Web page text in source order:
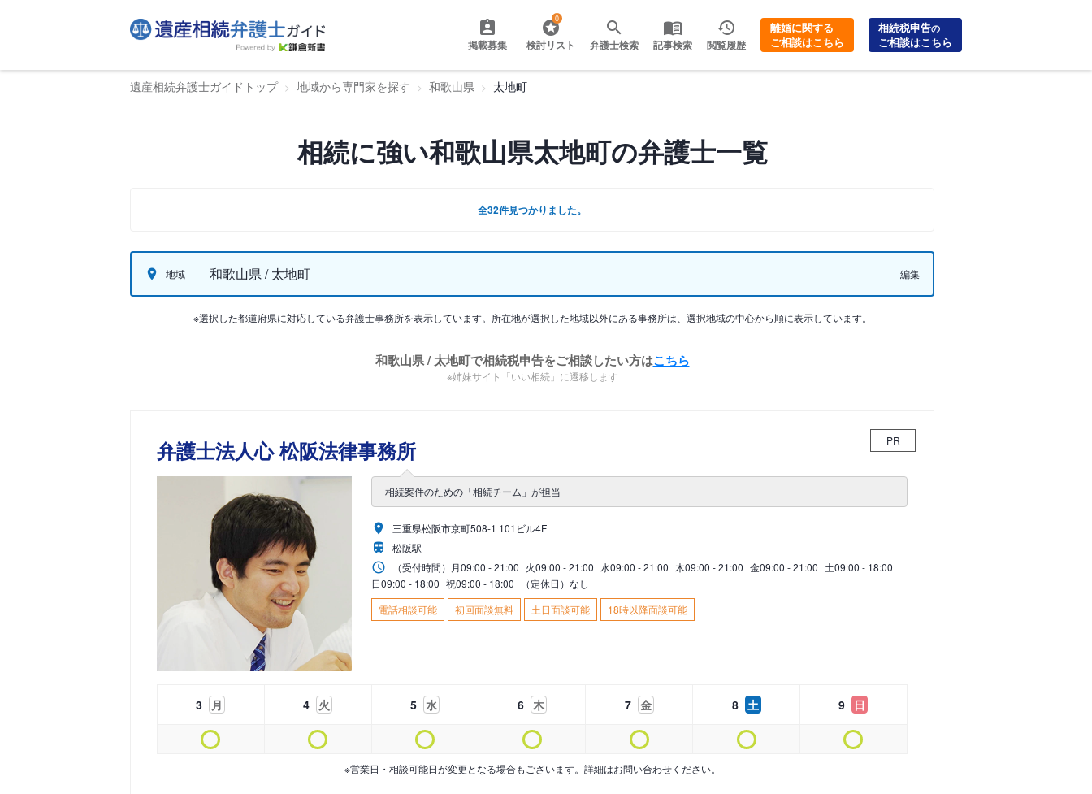
掲載募集
0
検討リスト 弁護士検索 記事検索 閲覧履歴
離婚に関する
ご相談はこちら
相続税申告の
ご相談はこちら
遺産相続弁護士ガイドトップ 地域から専門家を探す 和歌山県 太地町
相続に強い和歌山県太地町の弁護士一覧
全32件見つかりました。
地域 和歌山県 / 太地町 編集
※選択した都道府県に対応している弁護士事務所を表示しています。所在地が選択した地域以外にある事務所は、選択地域の中心から順に表示しています。
和歌山県 / 太地町で相続税申告をご相談したい方はこちら
※姉妹サイト「いい相続」に遷移します
弁護士法人心 松阪法律事務所 PR
相続案件のための「相続チーム」が担当
三重県松阪市京町508-1 101ビル4F
松阪駅
（受付時間） 月09:00 - 21:00 火09:00 - 21:00 水09:00 - 21:00 木09:00 - 21:00 金09:00 - 21:00 土09:00 - 18:00
日09:00 - 18:00 祝09:00 - 18:00
（定休日）なし
電話相談可能
初回面談無料 土日面談可能 18時以降面談可能
3 月 4 火 5 水 6 木 7 金 8 土 9 日
※営業日・相談可能日が変更となる場合もございます。詳細はお問い合わせください。